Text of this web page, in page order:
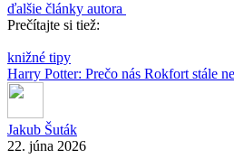
ďalšie články autora
Prečítajte si tiež:
knižné tipy
Harry Potter: Prečo nás Rokfort stále
Jakub Šuták
22. júna 2026